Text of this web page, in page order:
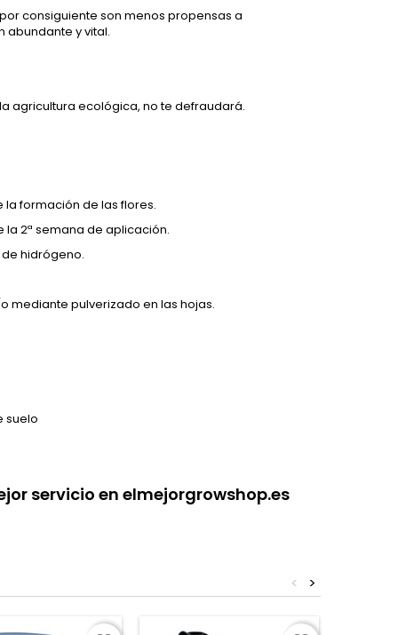
consiguiente son menos propensas a
abundante y vital.
agricultura ecológica, no te defraudará.
la formación de las flores.
2ª semana de aplicación.
hidrógeno.
mediante pulverizado en las hojas.
suelo
servicio en elmejorgrowshop.es
>
<